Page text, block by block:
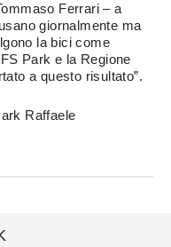
Ferrari – a
giornalmente ma
la bici come
Park e la Regione
a questo risultato”.
Raffaele